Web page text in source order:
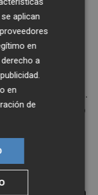
en Bruselas,
Valenciana.
que somos
habrá
europeos.
fondos, pero
que en caso
ser capaces
aplican
en
a
.
en
de